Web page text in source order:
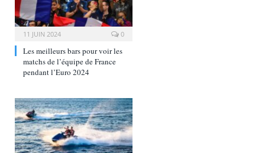
11 JUIN 2024 0
Les meilleurs bars pour voir les
matchs de l’équipe de France
pendant l’Euro 2024